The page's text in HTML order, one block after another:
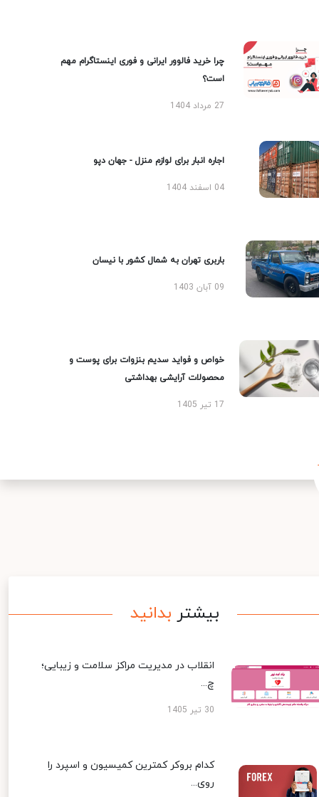
چرا خرید فالوور ایرانی و فوری اینستاگرام مهم
است؟
27 مرداد 1404
اجاره انبار برای لوازم منزل - جهان دپو
04 اسفند 1404
باربری تهران به شمال کشور با نیسان
09 آبان 1403
خواص و فواید سدیم بنزوات برای پوست و
محصولات آرایشی بهداشتی
17 تیر 1405
بیشتر بدانید
انقلاب در مدیریت مراکز سلامت و زیبایی؛
چ...
30 تیر 1405
کدام بروکر کمترین کمیسیون و اسپرد را
روی...